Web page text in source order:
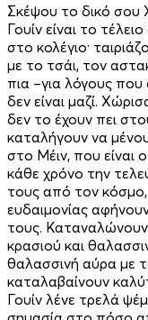
Σκέψου το δικό
Γουίν είναι το
στο κολέγιο·
με το τσάι, τον
πια –για λόγους
δεν είναι μαζί.
δεν το έχουν πει
καταλήγουν να
στο Μέιν, που
κάθε χρόνο την
τους από τον
ευδαιμονίας
τους.
κρασιού και
θαλασσινή αύρα με
καταλαβαίνουν
Γουίν λένε τρελά